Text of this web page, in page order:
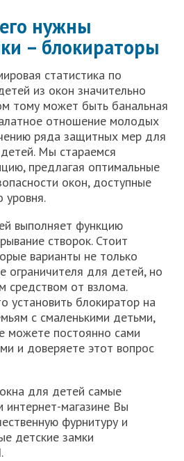
нужны
– блокираторы
статистика по
из окон значительно
тому может быть банальная
отношение молодых
ряда защитных мер для
Мы стараемся
предлагая оптимальные
окон, доступные
уровня.
выполняет функцию
створок. Стоит
варианты не только
ограничителя для детей, но
средством от взлома.
установить блокиратор на
с смаленькими детьми,
можете постоянно сами
и доверяете этот вопрос
для детей самые
магазине Вы
фурнитуру и
детские замки